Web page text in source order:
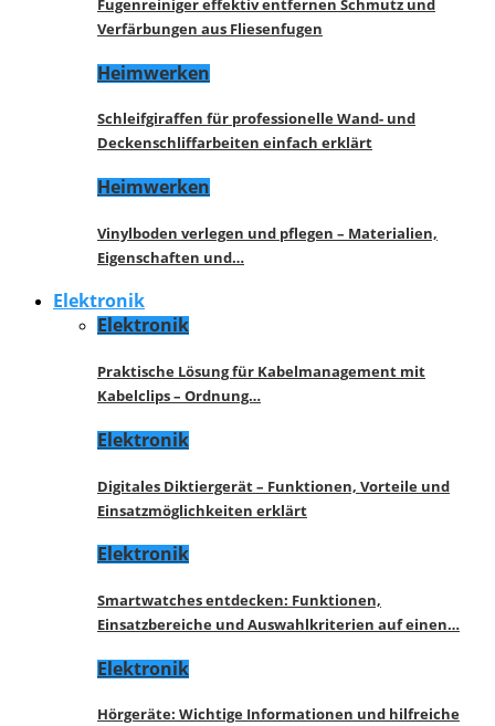
Fugenreiniger effektiv entfernen Schmutz und
Verfärbungen aus Fliesenfugen
Heimwerken
Schleifgiraffen für professionelle Wand- und
Deckenschliffarbeiten einfach erklärt
Heimwerken
Vinylboden verlegen und pflegen – Materialien,
Eigenschaften und…
Elektronik
Elektronik
Praktische Lösung für Kabelmanagement mit
Kabelclips – Ordnung…
Elektronik
Digitales Diktiergerät – Funktionen, Vorteile und
Einsatzmöglichkeiten erklärt
Elektronik
Smartwatches entdecken: Funktionen,
Einsatzbereiche und Auswahlkriterien auf einen…
Elektronik
Hörgeräte: Wichtige Informationen und hilfreiche